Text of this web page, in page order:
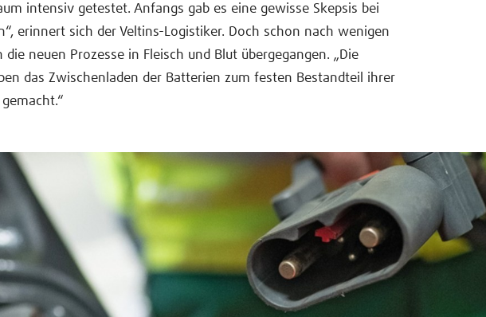
intensiv getestet. Anfangs gab es eine gewisse Skepsis bei
erinnert sich der Veltins-Logistiker. Doch schon nach wenigen
die neuen Prozesse in Fleisch und Blut übergegangen. „Die
das Zwischenladen der Batterien zum festen Bestandteil ihrer